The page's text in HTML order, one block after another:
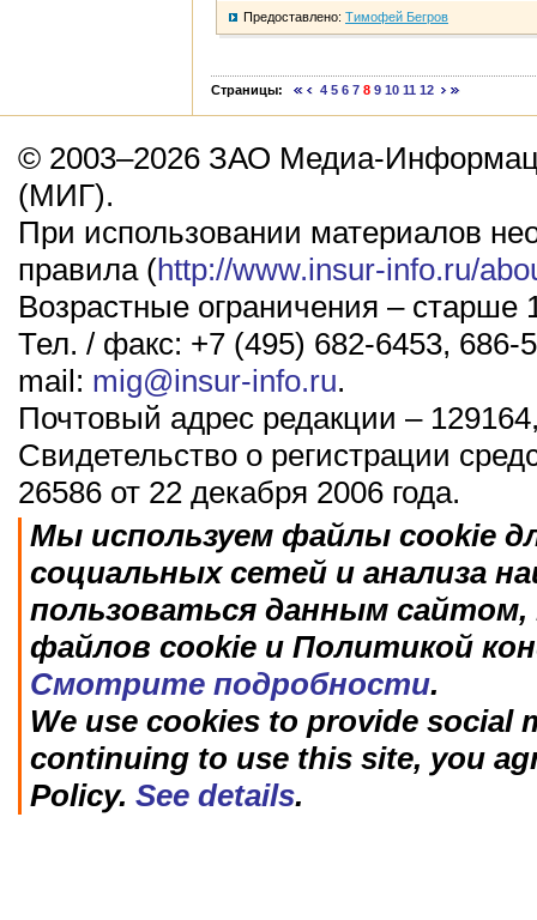
Предоставлено: Тимофей Бегров
Страницы: 4 5 6 7 8 9 10 11 12
© 2003–2026 ЗАО Медиа-
(МИГ).
При использовании материалов
правила (http://www.insur-info.ru/
Возрастные ограничения – старше
Тел. / факс: +7 (495) 682-6453, 686-
mail: mig@insur-info.ru.
Почтовый адрес редакции –
Свидетельство о регистрации
26586 от 22 декабря 2006 года.
Мы используем файлы cookie
социальных сетей и анализа
пользоваться данным
файлов cookie и Политикой
Смотрите подробности.
We use cookies to provide social
continuing to use this site, you
Policy. See details.